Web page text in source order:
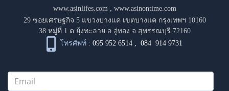
www.asinlifes.com, www.asinontime.com
29 ซอยเศรษฐกิจ 5 แขวงบางแค เขตบางแค กรุงเทพฯ 10160
38 หมู่ที่ 1 ต.ยุ้งทะลาย อ.อู่ทอง จ.สุพรรณบุรี 72160
โทรศัพท์ : 095 952 6514 ,084 914 9731